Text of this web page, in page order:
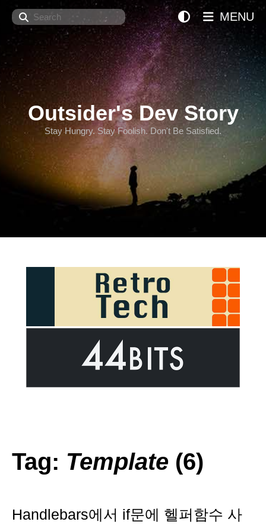
Search
Outsider's Dev Story
Stay Hungry. Stay Foolish. Don't Be Satisfied.
MENU
Tag: Template (6)
Handlebars에서 if문에 헬퍼함수 사